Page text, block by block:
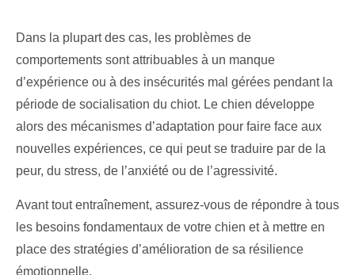
Dans la plupart des cas, les problèmes de
comportements sont attribuables à un manque
d’expérience ou à des insécurités mal gérées pendant la
période de socialisation du chiot. Le chien développe
alors des mécanismes d’adaptation pour faire face aux
nouvelles expériences, ce qui peut se traduire par de la
peur, du stress, de l’anxiété ou de l’agressivité.
Avant tout entraînement, assurez-vous de répondre à tous
les besoins fondamentaux de votre chien et à mettre en
place des stratégies d’amélioration de sa résilience
émotionnelle.